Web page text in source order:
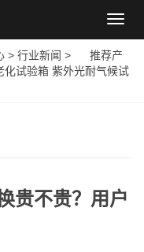
导
菜
单
> 行业新闻 > 推荐产
化试验箱 紫外光耐气候试
贵不贵？用户